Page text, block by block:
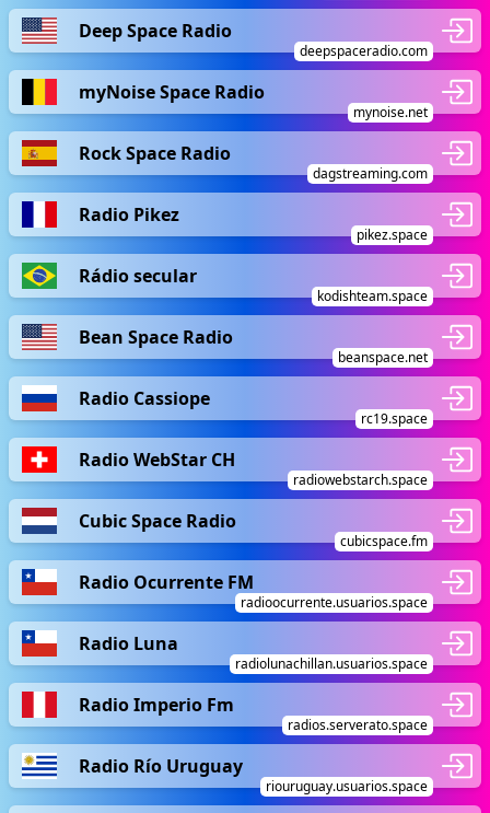
Deep Space Radio
deepspaceradio.com
myNoise Space Radio
mynoise.net
Rock Space Radio
dagstreaming.com
Radio Pikez
pikez.space
Rádio secular
kodishteam.space
Bean Space Radio
beanspace.net
Radio Cassiope
rc19.space
Radio WebStar CH
radiowebstarch.space
Cubic Space Radio
cubicspace.fm
Radio Ocurrente FM
radioocurrente.usuarios.space
Radio Luna
radiolunachillan.usuarios.space
Radio Imperio Fm
radios.serverato.space
Radio Río Uruguay
riouruguay.usuarios.space